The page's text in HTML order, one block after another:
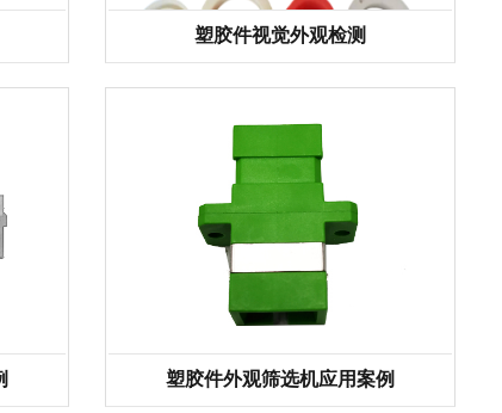
塑胶件视觉外观检测
塑胶件外观筛选机应用案例